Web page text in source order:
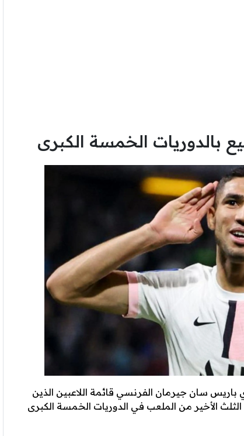
بالدوريات الخمسة الكبرى
سان جيرمان الفرنسي قائمة اللاعبين الذين
الأخير من الملعب في الدوريات الخمسة الكبرى